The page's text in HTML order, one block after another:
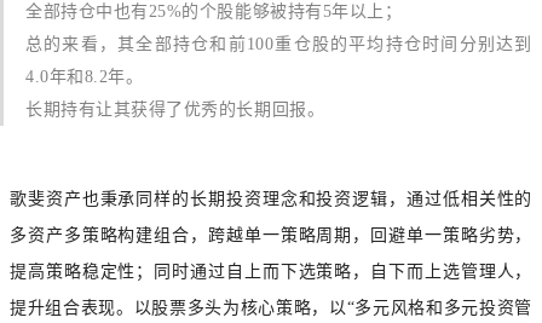
全部持仓中也有25%的个股能够被持有5年以上；
总的来看，其全部持仓和前100重仓股的平均持仓时间分别达到
4.0年和8.2年。
长期持有让其获得了优秀的长期回报。
歌斐资产也秉承同样的长期投资理念和投资逻辑， 通过低相关性的
多资产多策略构建组合，跨越单一策略周期，回避单一策略劣势，
提高策略稳定性；
同时通过自上而下选策略，自下而上选管理人，
提升组合表现。 以股票多头为核心策略，以“多元风格和多元投资管